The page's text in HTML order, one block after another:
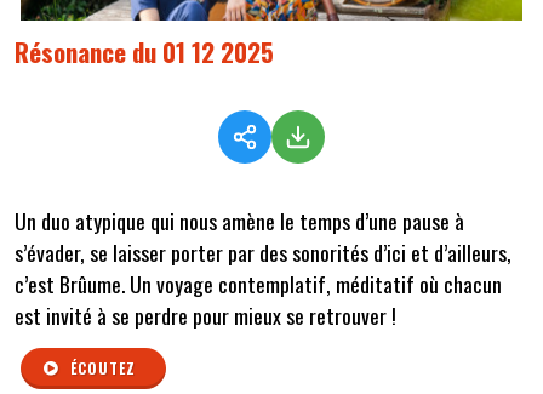
Résonance du 01 12 2025
Un duo atypique qui nous amène le temps d’une pause à
s’évader, se laisser porter par des sonorités d’ici et d’ailleurs,
c’est Brûume. Un voyage contemplatif, méditatif où chacun
est invité à se perdre pour mieux se retrouver !
ÉCOUTEZ